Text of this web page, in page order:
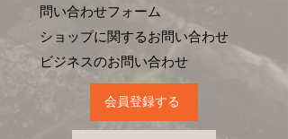
問い合わせフォーム
ショップに関するお問い合わせ
​ビジネスのお問い合わせ
会員登録する